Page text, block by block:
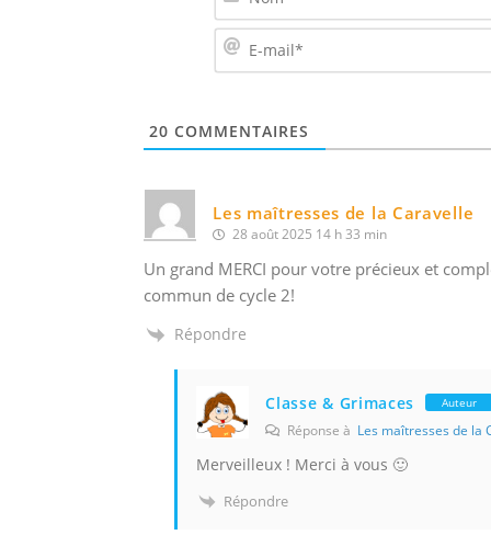
20 COMMENTAIRES
Les maîtresses de la Caravelle
28 août 2025 14 h 33 min
Un grand MERCI pour votre précieux et
commun de cycle 2!
Répondre
Classe & Grimaces Auteur
Réponse à Les maîtresses de la
Merveilleux ! Merci à vous 🙂
Répondre